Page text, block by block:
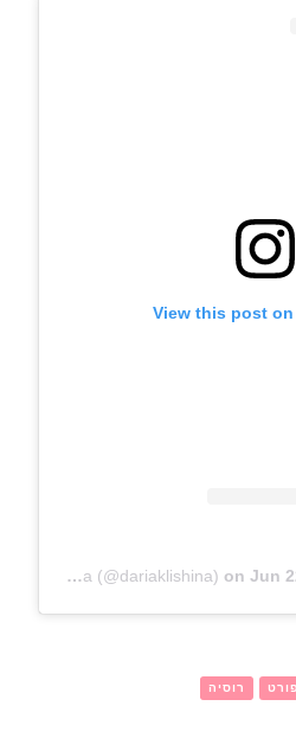
View this post
A post shared by The official Darya Klishina (@dariaklishina) on Jun
רוסיה